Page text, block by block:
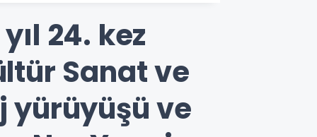
24. kez
Sanat ve
yürüyüşü ve